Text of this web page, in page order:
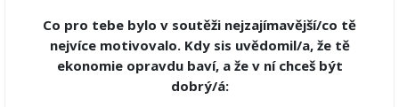
Co pro tebe bylo v soutěži nejzajímavější/co tě
nejvíce motivovalo. Kdy sis uvědomil/a, že tě
ekonomie opravdu baví, a že v ní chceš být
dobrý/á: